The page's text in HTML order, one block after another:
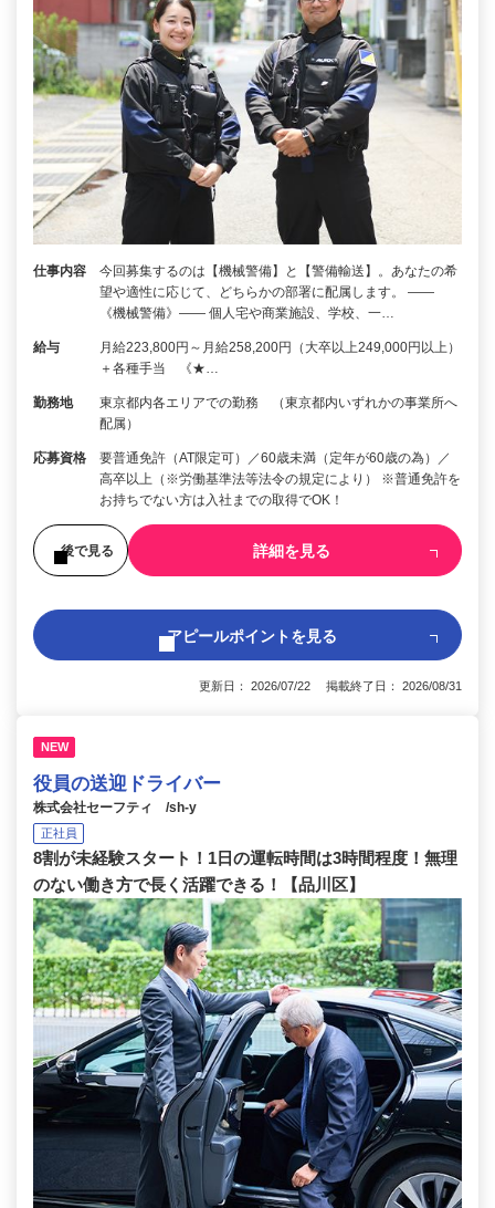
仕事内容
今回募集するのは【機械警備】と【警備輸送】。あなたの希
望や適性に応じて、どちらかの部署に配属します。 ――
《機械警備》―― 個人宅や商業施設、学校、一…
給与
月給223,800円～月給258,200円（大卒以上249,000円以上）
＋各種手当 《★…
勤務地
東京都内各エリアでの勤務 （東京都内いずれかの事業所へ
配属）
応募資格
要普通免許（AT限定可）／60歳未満（定年が60歳の為）／
高卒以上（※労働基準法等法令の規定により） ※普通免許を
お持ちでない方は入社までの取得でOK！
後で見る 詳細を見る
アピールポイントを見る
更新日： 2026/07/22 掲載終了日： 2026/08/31
NEW
役員の送迎ドライバー
株式会社セーフティ /sh-y
正社員
8割が未経験スタート！1日の運転時間は3時間程度！無理
のない働き方で長く活躍できる！【品川区】